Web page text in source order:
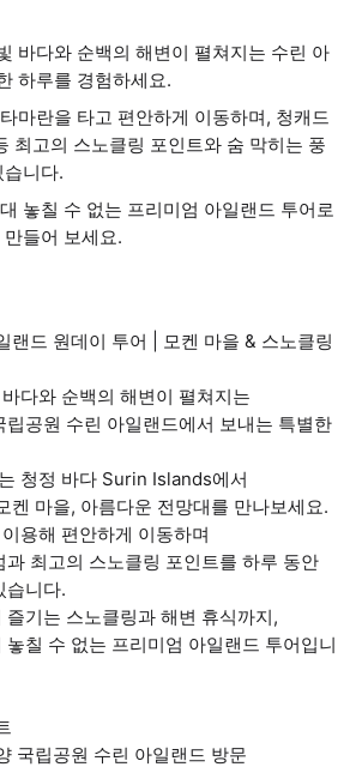
바다와 순백의 해변이 펼쳐지는 수린 아
하루를 경험하세요.
마란을 타고 편안하게 이동하며, 청캐드
최고의 스노클링 포인트와 숨 막히는 풍
니다.
놓칠 수 없는 프리미엄 아일랜드 투어로
들어 보세요.
드 원데이 투어 | 모켄 마을 & 스노클링
다와 순백의 해변이 펼쳐지는
립공원 수린 아일랜드에서 보내는 특별한
청정 바다 Surin Islands에서
켄 마을, 아름다운 전망대를 만나보세요.
용해 편안하게 이동하며
과 최고의 스노클링 포인트를 하루 동안
습니다.
즐기는 스노클링과 해변 휴식까지,
놓칠 수 없는 프리미엄 아일랜드 투어입니
국립공원 수린 아일랜드 방문